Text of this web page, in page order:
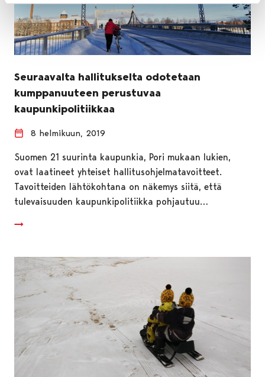
Seuraavalta hallitukselta odotetaan
kumppanuuteen perustuvaa
kaupunkipolitiikkaa
8 helmikuun, 2019
Suomen 21 suurinta kaupunkia, Pori mukaan lukien,
ovat laatineet yhteiset hallitusohjelmatavoitteet.
Tavoitteiden lähtökohtana on näkemys siitä, että
tulevaisuuden kaupunkipolitiikka pohjautuu…